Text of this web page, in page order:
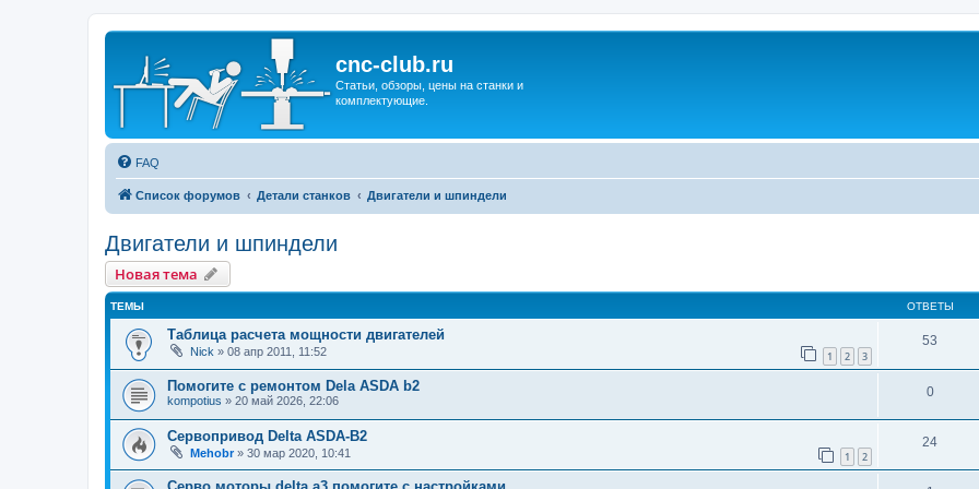
cnc-club.ru
Статьи, обзоры, цены на станки и
комплектующие.
FAQ
Список форумов Детали станков Двигатели и шпиндели
Двигатели и шпиндели
Новая тема
ТЕМЫ ОТВЕТЫ
Таблица расчета мощности двигателей
Nick » 08 апр 2011, 11:52 1 2 3
53
Помогите с ремонтом Dela ASDA b2
kompotius » 20 май 2026, 22:06
0
Сервопривод Delta ASDA-B2
Mehobr» 30 мар 2020, 10:41 1 2
24